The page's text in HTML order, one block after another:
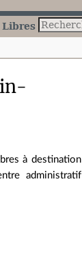
Libres
à destination
administratif